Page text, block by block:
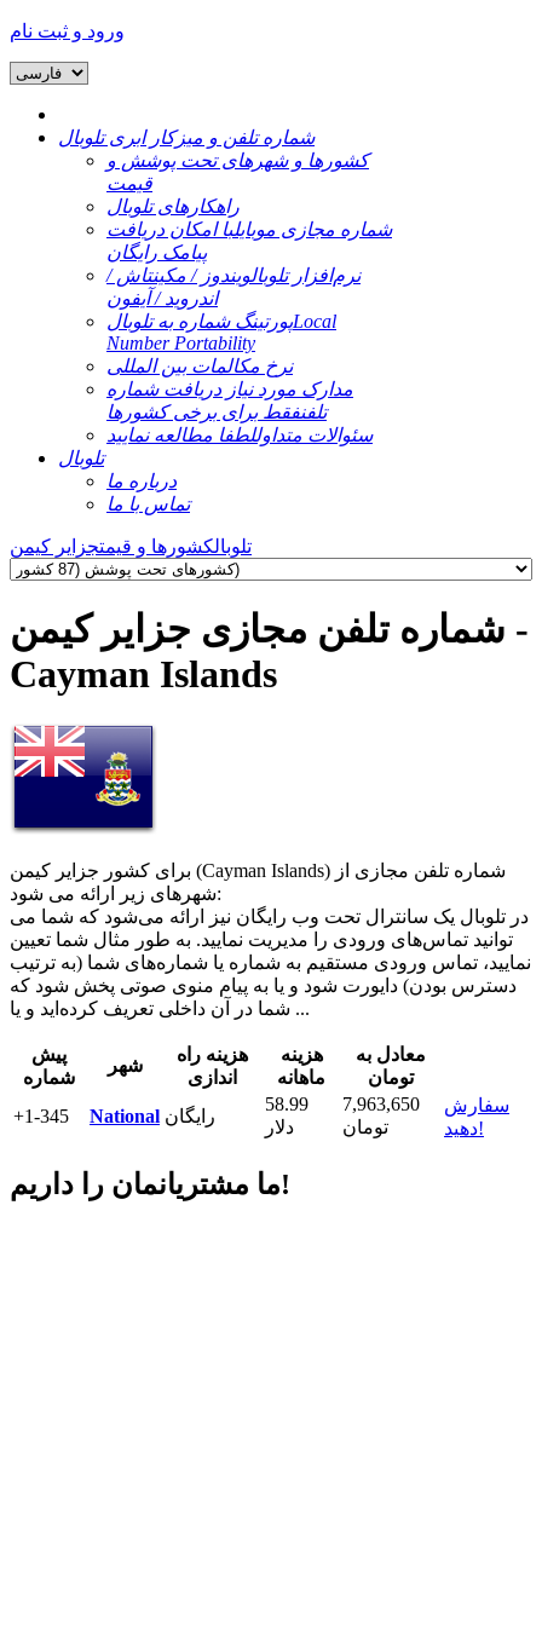
ورود و ثبت نام
شماره تلفن و میزکار ابری تلوبال
کشورها و شهرهای تحت پوشش و
قیمت
راهکارهای تلوبال
شماره مجازی موبایلبا امکان دریافت
پیامک رایگان
نرم‌افزار تلوبالویندوز / مکینتاش /
اندروید / آیفون
پورتینگ شماره به تلوبالLocal
Number Portability
نرخ مکالمات بین المللی
مدارک مورد نیاز دریافت شماره
تلفنفقط برای برخی کشورها
سئوالات متداوللطفا مطالعه نمایید
تلوبال
درباره ما
تماس با ما
تلوبالکشورها و قیمتجزایر کیمن
شماره تلفن مجازی جزایر کیمن -
Cayman Islands
برای کشور جزایر کیمن (Cayman Islands) شماره تلفن مجازی از
شهرهای زیر ارائه می شود:
در تلوبال یک سانترال تحت وب رایگان نیز ارائه می‌شود که شما می
‌توانید تماس‌های ورودی را مدیریت نمایید. به طور مثال شما تعیین
نمایید، تماس ورودی مستقیم به شماره یا شماره‌های شما (به ترتیب
دسترس بودن) دایورت شود و یا به پیام منوی صوتی پخش شود که
شما در آن داخلی تعریف کرده‌اید و یا ...
پیش
شماره
شهر
هزینه راه
اندازی
هزینه
ماهانه
معادل به
تومان
+1-345
National رایگان
58.99
دلار
7,963,650
تومان
سفارش
دهید!
ما مشتریانمان راداریم!